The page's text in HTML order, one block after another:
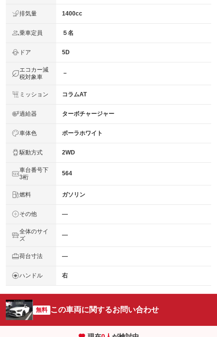
排気量 1400cc
乗車定員 ５名
ドア 5D
エコカー減
税対象車
－
ミッション コラムAT
過給器 ターボチャージャー
車体色 ポーラホワイト
駆動方式 2WD
車台番号下
3桁
564
燃料 ガソリン
その他 ―
全体のサイ
ズ
―
荷台寸法 ―
ハンドル 右
無料 この車両に関するお問い合わせ